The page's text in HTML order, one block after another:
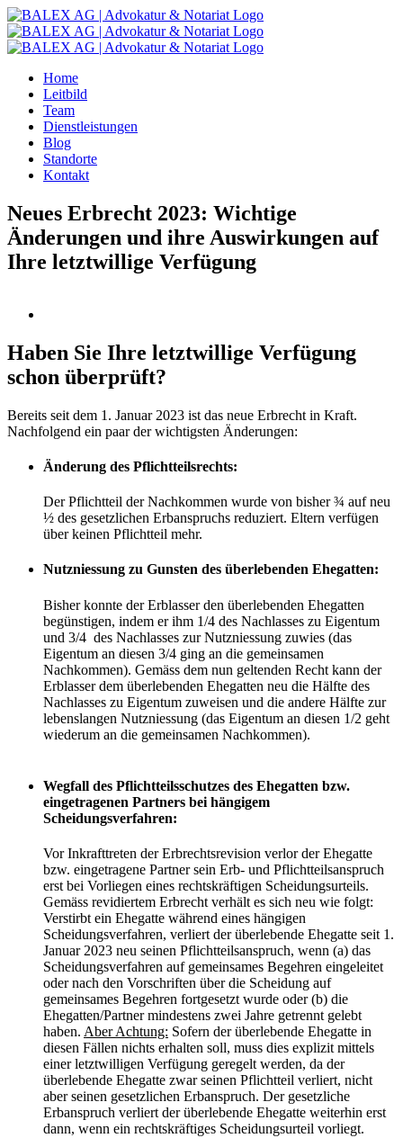
Zum
Inhalt
springen
Home
Leitbild
Team
Dienstleistungen
Blog
Standorte
Kontakt
Neues Erbrecht 2023: Wichtige
Änderungen und ihre Auswirkungen auf
Ihre letztwillige Verfügung
Haben Sie Ihre letztwillige Verfügung
schon überprüft?
Bereits seit dem 1. Januar 2023 ist das neue Erbrecht in Kraft.
Nachfolgend ein paar der wichtigsten Änderungen:
Änderung des Pflichtteilsrechts:
Der Pflichtteil der Nachkommen wurde von bisher ¾ auf neu
½ des gesetzlichen Erbanspruchs reduziert. Eltern verfügen
über keinen Pflichtteil mehr.
Nutzniessung zu Gunsten des überlebenden Ehegatten:
Bisher konnte der Erblasser den überlebenden Ehegatten
begünstigen, indem er ihm 1/4 des Nachlasses zu Eigentum
und 3/4 des Nachlasses zur Nutzniessung zuwies (das
Eigentum an diesen 3/4 ging an die gemeinsamen
Nachkommen). Gemäss dem nun geltenden Recht kann der
Erblasser dem überlebenden Ehegatten neu die Hälfte des
Nachlasses zu Eigentum zuweisen und die andere Hälfte zur
lebenslangen Nutzniessung (das Eigentum an diesen 1/2 geht
wiederum an die gemeinsamen Nachkommen).
Wegfall des Pflichtteilsschutzes des Ehegatten bzw.
eingetragenen Partners bei hängigem
Scheidungsverfahren:
Vor Inkrafttreten der Erbrechtsrevision verlor der Ehegatte
bzw. eingetragene Partner sein Erb- und Pflichtteilsanspruch
erst bei Vorliegen eines rechtskräftigen Scheidungsurteils.
Gemäss revidiertem Erbrecht verhält es sich neu wie folgt:
Verstirbt ein Ehegatte während eines hängigen
Scheidungsverfahren, verliert der überlebende Ehegatte seit 1.
Januar 2023 neu seinen Pflichtteilsanspruch, wenn (a) das
Scheidungsverfahren auf gemeinsames Begehren eingeleitet
oder nach den Vorschriften über die Scheidung auf
gemeinsames Begehren fortgesetzt wurde oder (b) die
Ehegatten/Partner mindestens zwei Jahre getrennt gelebt
haben. Aber Achtung: Sofern der überlebende Ehegatte in
diesen Fällen nichts erhalten soll, muss dies explizit mittels
einer letztwilligen Verfügung geregelt werden, da der
überlebende Ehegatte zwar seinen Pflichtteil verliert, nicht
aber seinen gesetzlichen Erbanspruch. Der gesetzliche
Erbanspruch verliert der überlebende Ehegatte weiterhin erst
dann, wenn ein rechtskräftiges Scheidungsurteil vorliegt.